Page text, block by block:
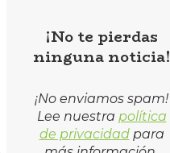
¡No te pierdas
ninguna noticia!
¡No enviamos spam!
Lee nuestra política
de privacidadpara